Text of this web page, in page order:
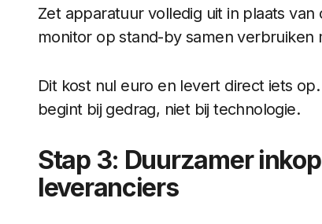
Zet apparatuur volledig uit in plaats
monitor op stand-by samen verbruiken
Dit kost nul euro en levert direct iets
begint bij gedrag, niet bij technologie.
Stap 3: Duurzamer
leveranciers